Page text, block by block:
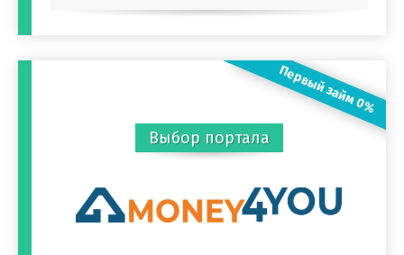
Выбор портала
Первый займ 0%